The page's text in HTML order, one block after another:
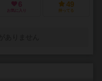
6
お気に入り
49
持ってる